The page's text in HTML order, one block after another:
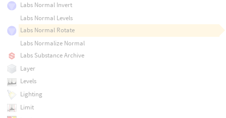
Labs Normal Invert
Labs Normal Levels
Labs Normal Rotate
Labs Normalize Normal
Labs Substance Archive
Layer
Levels
Lighting
Limit